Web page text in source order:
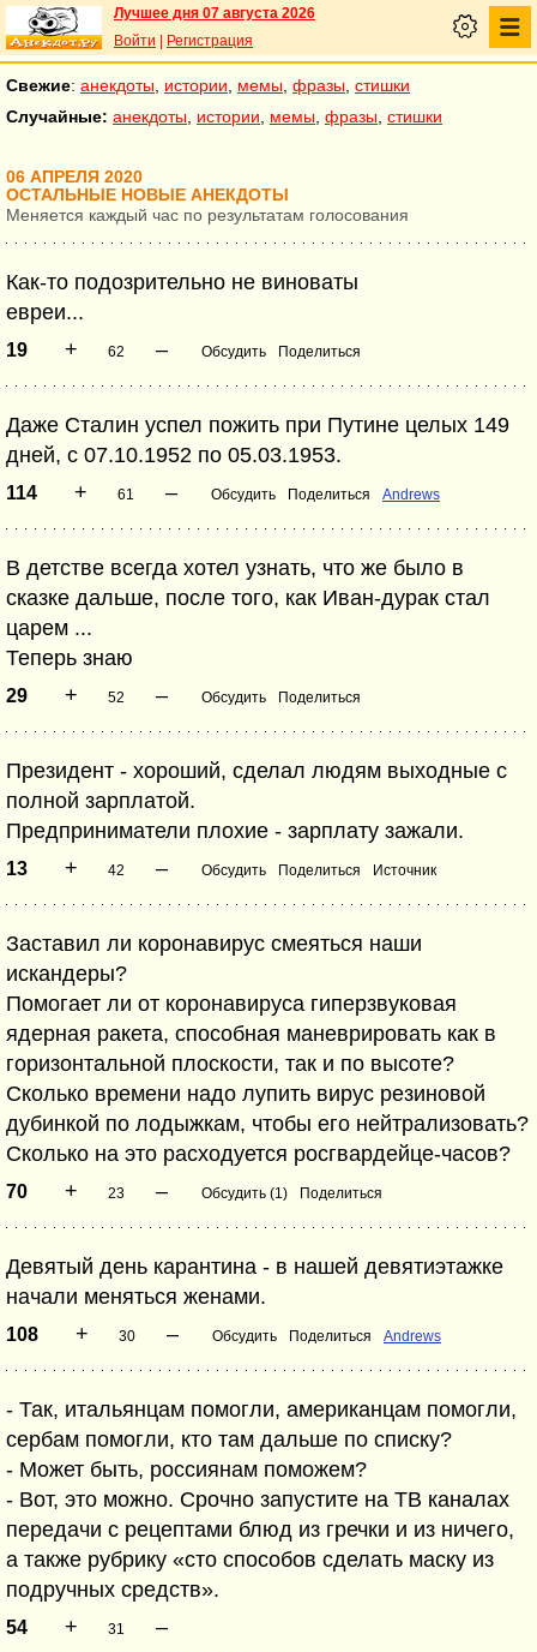
Лучшее дня 07 августа 2026
Войти
Регистрация
Свежие: анекдоты истории мемы фразы стишки
Случайные: анекдоты истории мемы фразы стишки
06 АПРЕЛЯ 2020
ОСТАЛЬНЫЕ НОВЫЕ АНЕКДОТЫ
Меняется каждый час по результатам голосования
Как-то подозрительно не виноваты
евреи...
19 + 62 – Обсудить Поделиться
Даже Сталин успел пожить при Путине целых 149
дней, с 07.10.1952 по 05.03.1953.
114 + 61 – Обсудить Поделиться Andrews
В детстве всегда хотел узнать, что же было в
сказке дальше, после того, как Иван-дурак стал
царем ...
Теперь знаю
29 + 52 – Обсудить Поделиться
Президент - хороший, сделал людям выходные с
полной зарплатой.
Предприниматели плохие - зарплату зажали.
13 + 42 – Обсудить Поделиться Источник
Заставил ли коронавирус смеяться наши
искандеры?
Помогает ли от коронавируса гиперзвуковая
ядерная ракета, способная маневрировать как в
горизонтальной плоскости, так и по высоте?
Сколько времени надо лупить вирус резиновой
дубинкой по лодыжкам, чтобы его нейтрализовать?
Сколько на это расходуется росгвардейце-часов?
70 + 23 – Обсудить (1) Поделиться
Девятый день карантина - в нашей девятиэтажке
начали меняться женами.
108 + 30 – Обсудить Поделиться Andrews
- Так, итальянцам помогли, американцам помогли,
сербам помогли, кто там дальше по списку?
- Может быть, россиянам поможем?
- Вот, это можно. Срочно запустите на ТВ каналах
передачи с рецептами блюд из гречки и из ничего,
а также рубрику «сто способов сделать маску из
подручных средств».
54 + 31 –